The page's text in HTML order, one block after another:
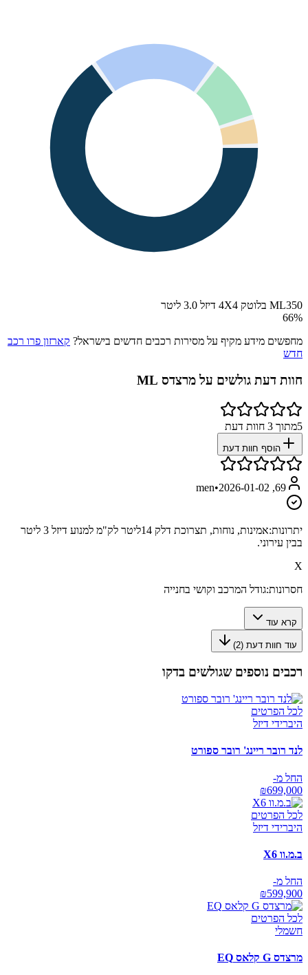
ML350 בלוטק 4X4 דיזל 3.0 ליטר
66%
מחפשים מידע מקיף על מסירות רכבים חדשים בישראל? קארזון פרו רכב
חדש
חוות דעת גולשים על מרצדס ML
5מתוך 3 חוות דעת
הוסף חוות דעת
69, men
•2026-01-02
יתרונות:
אמינות, נוחות, תצרוכת דלק 14ליטר לק"מ למנוע דיזל 3 ליטר
בבין עירוני.
X
חסרונות:גודל המרכב וקושי בחנייה
קרא עוד
עוד חוות דעת (2
)
רכבים נוספים שגולשים בדקו
לכל הפרטים
היברידי דיזל
לנד רובר ריינג' רובר ספורט
החל מ-
₪699,000
לכל הפרטים
היברידי דיזל
ב.מ.וו X6
החל מ-
₪599,900
לכל הפרטים
חשמלי
מרצדס G קלאס EQ